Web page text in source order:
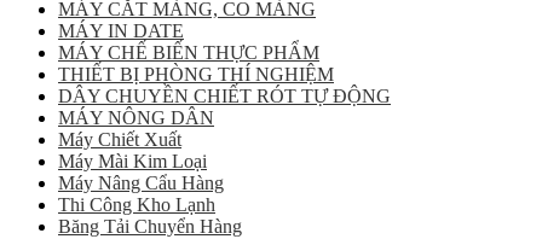
MÁY CẮT MÀNG, CO MÀNG
MÁY IN DATE
MÁY CHẾ BIẾN THỰC PHẨM
THIẾT BỊ PHÒNG THÍ NGHIỆM
DÂY CHUYỀN CHIẾT RÓT TỰ ĐỘNG
MÁY NÔNG DÂN
Máy Chiết Xuất
Máy Mài Kim Loại
Máy Nâng Cẩu Hàng
Thi Công Kho Lạnh
Băng Tải Chuyển Hàng